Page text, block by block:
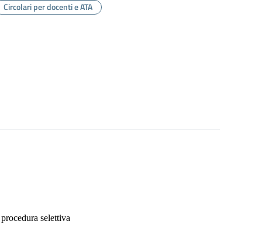
Circolari per docenti e ATA
selettiva